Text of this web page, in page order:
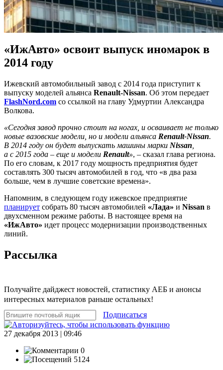
«ИжАвто» освоит выпуск иномарок в
2014 году
Ижевский автомобильный завод с 2014 года приступит к
выпуску моделей альянса Renault-Nissan. Об этом передает
FlashNord.com со ссылкой на главу Удмуртии Александра
Волкова.
«Сегодня завод прочно стоит на ногах, и осваивает не только
новые вазовские модели, но и модели альянса Renault-Nissan.
В 2014 году он будет выпускать машины марки Nissan
а с 2015 года – еще и модели Renault», – сказал глава региона.
По его словам, к 2017 году мощность предприятия будет
составлять 300 тысяч автомобилей в год, что «в два раза
больше, чем в лучшие советские времена».
Напомним, в следующем году ижевское предприятие
планирует собрать 80 тысяч автомобилей «Лада» и Nissan в
двухсменном режиме работы. В настоящее время на
«ИжАвто» идет процесс модернизации производственных
линий.
Рассылка
Получайте дайджест новостей, статистику АЕБ и анонсы
интересных материалов раньше остальных!
Подписаться
27 декабря 2013 | 09:46
0
5124